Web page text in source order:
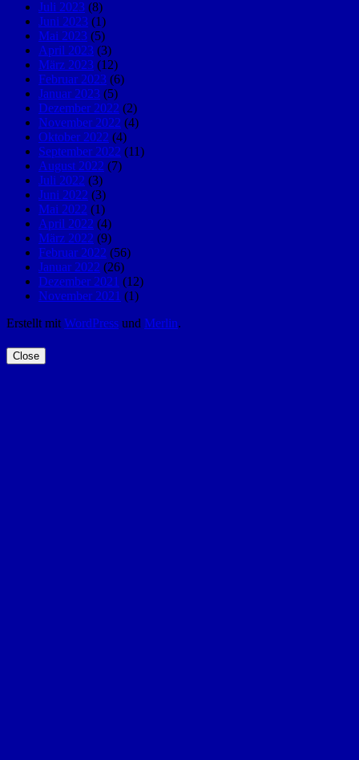
Juli 2023 (8)
Juni 2023 (1)
Mai 2023 (5)
April 2023 (3)
März 2023 (12)
Februar 2023 (6)
Januar 2023 (5)
Dezember 2022 (2)
November 2022 (4)
Oktober 2022 (4)
September 2022 (11)
August 2022 (7)
Juli 2022 (3)
Juni 2022 (3)
Mai 2022 (1)
April 2022 (4)
März 2022 (9)
Februar 2022 (56)
Januar 2022 (26)
Dezember 2021 (12)
November 2021 (1)
Erstellt mit WordPress und Merlin.
Close